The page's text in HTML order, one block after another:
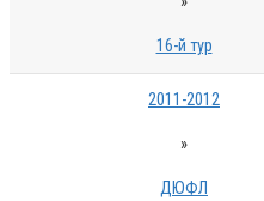
16-й тур
2011-2012
»
ДЮФЛ